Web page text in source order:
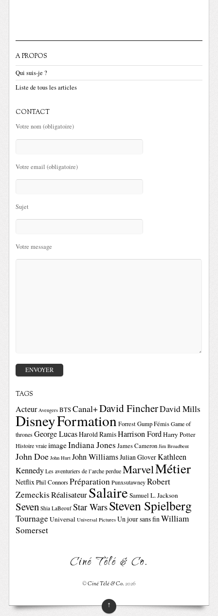
A PROPOS
Qui suis-je ?
Liste de tous les articles
CONTACT
Votre nom (obligatoire)
Votre email (obligatoire)
Sujet
Votre message
TAGS
Acteur Avengers BTSCanal+David FincherDavid Mills
DisneyFormationForrest GumpFémis Game of
thrones George LucasHarold RamisHarrison FordHarry Potter
Histoire vraie imageIndiana Jones James Cameron Jim Broadbent
John Doe John Hurt John WilliamsJulian GloverKathleen
Kennedy Les aventuriers de l’arche perdue MarvelMétier
NetflixPhil ConnorsPréparation Punxsutawney Robert
ZemeckisRéalisateurSalaire Samuel L. Jackson
Seven Shia LaBeouf Star WarsSteven Spielberg
TournageUniversal Universal Pictures Un jour sans finWilliam
Somerset
Ciné Télé & Co.
©Ciné Télé & Co.2026
↑